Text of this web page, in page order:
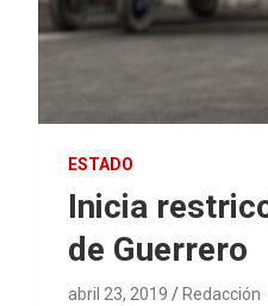
ESTADO
Inicia
de Guerrero
abril 23, 2019 Redacción